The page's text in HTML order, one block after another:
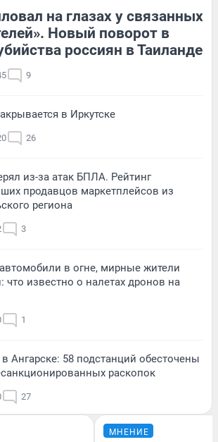
на глазах у связанных
Новый поворот в
россиян в Таиланде
9
в Иркутске
26
из-за атак БПЛА. Рейтинг
продавцов маркетплейсов из
региона
3
в огне, мирные жители
что известно о налетах дронов на
1
в Ангарске: 58 подстанций обесточены
раскопок
27
МНЕНИЕ